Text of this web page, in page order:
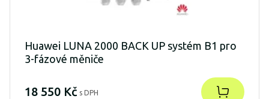
Huawei LUNA 2000 BACK UP systém B1 pro
3-fázové měniče
18 550 Kč s DPH